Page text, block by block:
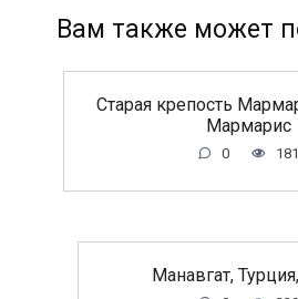
Вам также может
Старая крепость
Мармарис
0 181
Манавгат,